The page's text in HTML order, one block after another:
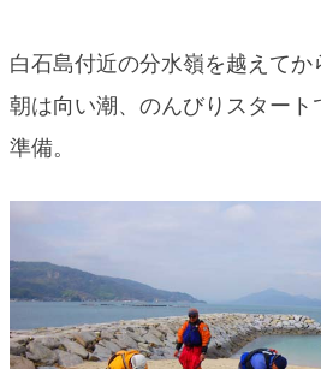
くまのバックパッカーズ
blog
白石島付近の分水嶺を越えてか
朝は向い潮、のんびりスタート
準備。